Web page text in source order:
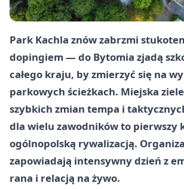
Park Kachla znów zabrzmi
dopingiem — do Bytomia zjadą
całego kraju, by zmierzyć się na
parkowych ścieżkach. Miejska
szybkich zmian tempa i
dla wielu zawodników to pierwszy
ogólnopolską rywalizacją.
zapowiadają intensywny dzień z
rana i relacją na żywo.